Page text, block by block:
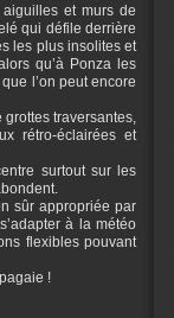
et murs de
qui défile derrière
les plus insolites et
qu’à Ponza les
l’on peut encore
traversantes,
rétro-éclairées et
surtout sur les
sûr appropriée par
à la météo
flexibles pouvant
!